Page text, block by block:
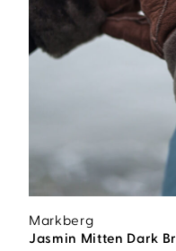
Markberg
Jasmin Mitten Dark